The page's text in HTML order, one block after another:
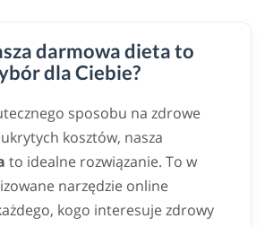
darmowa dieta to
dla Ciebie?
sposobu na zdrowe
kosztów, nasza
to idealne rozwiązanie. To w
narzędzie online
kogo interesuje zdrowy